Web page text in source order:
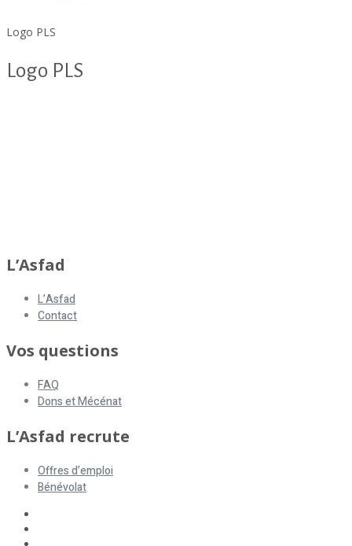
Logo PLS
Logo PLS
L’Asfad
L’Asfad
Contact
Vos questions
FAQ
Dons et Mécénat
L’Asfad recrute
Offres d’emploi
Bénévolat